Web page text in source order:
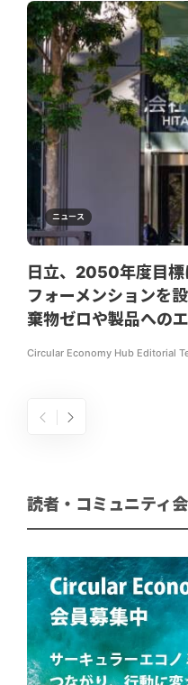
ニュース
日立、2050年度目
フォーメンションを
棄物ゼロや製品への
Circular Economy Hub Editorial
読者・コミュニティ